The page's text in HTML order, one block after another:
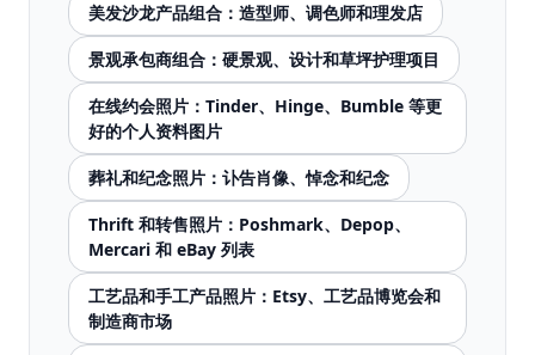
美发沙龙产品组合：造型师、调色师和理发店
景观承包商组合：硬景观、设计和草坪护理项目
在线约会照片：Tinder、Hinge、Bumble 等更
好的个人资料图片
葬礼和纪念照片：讣告肖像、悼念和纪念
Thrift 和转售照片：Poshmark、Depop、
Mercari 和 eBay 列表
工艺品和手工产品照片：Etsy、工艺品博览会和
制造商市场